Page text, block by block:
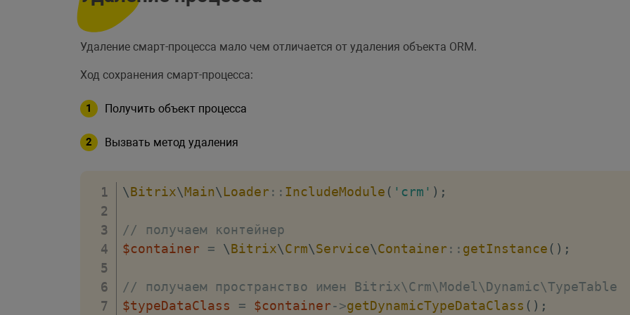
// сохраняем Смарт Процесс
$result ->
/**
     * Get error messages string[] $result->getErrorMessages()
}
// получим строковый идентификатор типа Смарт Процесса
$entityTypeName
= \CCrmOwnerType ::ResolveName($type->
// набор полей у которых мы обновим статус
Удаление смарт-процесса мало чем отличается от удаления объекта ORM.
Ход сохранения смарт-процесса:
Получить объект процесса
Вызвать метод удаления
\Bitrix\Main\ Loader :: IncludeModule ( 'crm' ) ;
// получаем контейнер
$container
= \Bitrix\Crm\Service\Container :: getInstance ( ) ;
// получаем пространство имен Bitrix\Crm\Model\Dynamic\TypeTable
$typeDataClass
= $container->getDynamicTypeDataClass ( ) ;